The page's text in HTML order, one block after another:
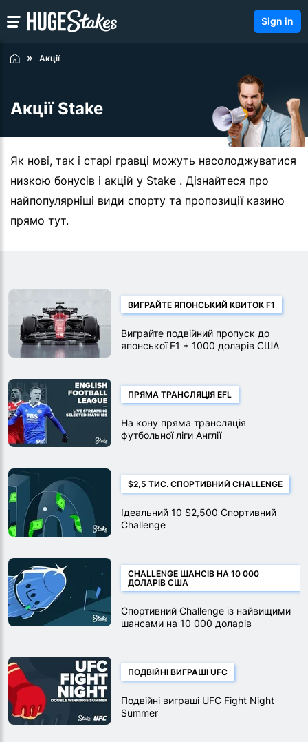
Sign in
Акції
Акції Stake
Як нові, так і старі гравці можуть насолоджуватися
низкою бонусів і акцій у Stake . Дізнайтеся про
найпопулярніші види спорту та пропозиції казино
прямо тут.
ВИГРАЙТЕ ЯПОНСЬКИЙ КВИТОК F1
Виграйте подвійний пропуск до
японської F1 + 1000 доларів США
ПРЯМА ТРАНСЛЯЦІЯ EFL
На кону пряма трансляція
футбольної ліги Англії
$2,5 ТИС. СПОРТИВНИЙ CHALLENGE
Ідеальний 10 $2,500 Спортивний
Challenge
CHALLENGE ШАНСІВ НА 10 000
ДОЛАРІВ США
Спортивний Challenge із найвищими
шансами на 10 000 доларів
ПОДВІЙНІ ВИГРАШІ UFC
Подвійні виграші UFC Fight Night
Summer